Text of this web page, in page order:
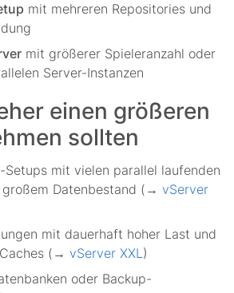
mit mehreren Repositories und
mit größerer Spieleranzahl oder
Server-Instanzen
einen größeren
sollten
mit vielen parallel laufenden
großem Datenbestand (→ vServer
mit dauerhaft hoher Last und
(→ vServer XXL)
oder Backup-